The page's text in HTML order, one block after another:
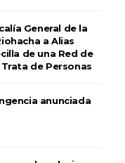
General de la
a Alias
de una Red de
de Personas
anunciada